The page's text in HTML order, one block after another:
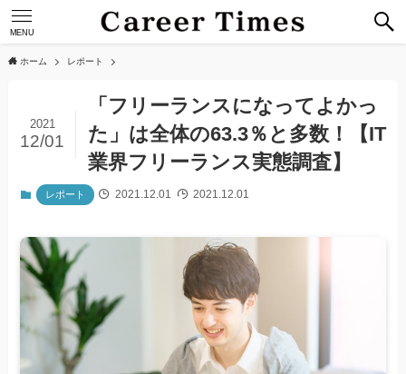
MENU
ホーム レポート
「フリーランスになってよかっ
た」は全体の63.3％と多数！【IT
業界フリーランス実態調査】
2021
12/01
レポート 2021.12.01 2021.12.01